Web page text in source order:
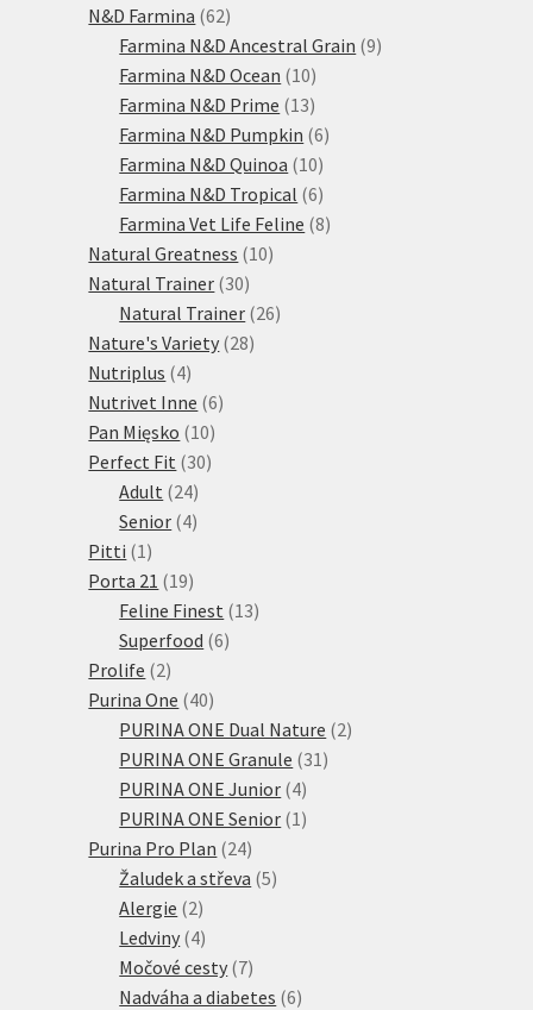
produktů
N&D Farmina 6262
produktů
Farmina N&D Ancestral Grain 99
Farmina N&D Ocean 1010
produktů
Farmina N&D Prime 1313
produktů
Farmina N&D Pumpkin 66
Farmina N&D Quinoa 1010
produktů
Farmina N&D Tropical 66
produktů
Farmina Vet Life Feline 88
Natural Greatness 1010
Natural Trainer 3030
produktů
Natural Trainer 2626
Nature's Variety 2828
Nutriplus 44
produkty
Nutrivet Inne 66
Pan Mięsko 1010
produktů
Perfect Fit 3030
Adult 2424
produktů
Senior 44
Pitti 1 1
produkt
Porta 21 1919
produktů
Feline Finest 1313
Superfood 66
Prolife 22
produkty
Purina One 4040
produktů
PURINA ONE Dual Nature 22
PURINA ONE Granule 31 31
PURINA ONE Junior 44
produkty
PURINA ONE Senior 1 1
Purina Pro Plan 2424
produktů
Žaludek a střeva 55
Alergie 22
produkty
Ledviny 44
produkty
Močové cesty 77
produktů
Nadváha a diabetes 66